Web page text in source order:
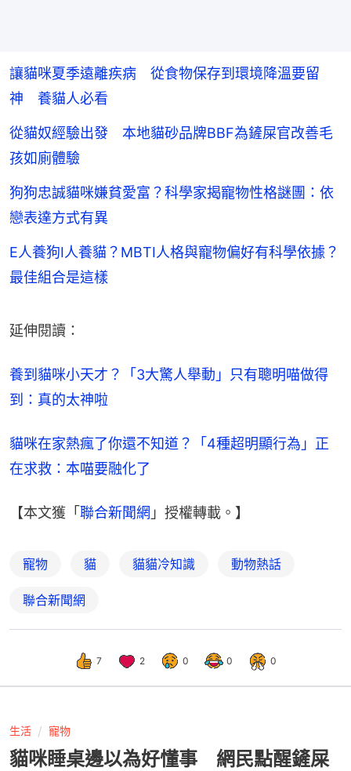
讓貓咪夏季遠離疾病 從食物保存到環境降溫要留
神 養貓人必看
從貓奴經驗出發 本地貓砂品牌BBF為鏟屎官改善毛
孩如廁體驗
狗狗忠誠貓咪嫌貧愛富？科學家揭寵物性格謎團：依
戀表達方式有異
E人養狗I人養貓？MBTI人格與寵物偏好有科學依據？
最佳組合是這樣
延伸閱讀：
養到貓咪小天才？「3大驚人舉動」只有聰明喵做得
到：真的太神啦
貓咪在家熱瘋了你還不知道？「4種超明顯行為」正
在求救：本喵要融化了
【本文獲「聯合新聞網 」授權轉載。】
寵物 貓 貓貓冷知識 動物熱話
聯合新聞網
7 2 0 0 0
生活 寵物
貓咪睡桌邊以為好懂事 網民點醒鏟屎